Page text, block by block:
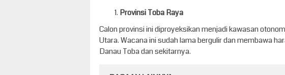
Provinsi Toba Raya
Calon provinsi ini diproyeksikan menjadi kawasan
Utara. Wacana ini sudah lama bergulir dan membawa
Danau Toba dan sekitarnya.